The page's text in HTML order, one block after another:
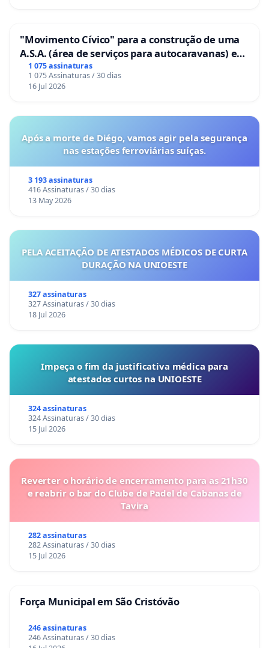
"Movimento Cívico" para a construção de uma
A.S.A. (área de serviços para autocaravanas) em
Coimbra
1 075 assinaturas
1 075 Assinaturas / 30 dias
16 Jul 2026
Após a morte de Diégo, vamos agir pela segurança
nas estações ferroviárias suíças.
3 193 assinaturas
416 Assinaturas / 30 dias
13 May 2026
PELA ACEITAÇÃO DE ATESTADOS MÉDICOS DE CURTA
DURAÇÃO NA UNIOESTE
327 assinaturas
327 Assinaturas / 30 dias
18 Jul 2026
Impeça o fim da justificativa médica para
atestados curtos na UNIOESTE
324 assinaturas
324 Assinaturas / 30 dias
15 Jul 2026
Reverter o horário de encerramento para as 21h30
e reabrir o bar do Clube de Padel de Cabanas de
Tavira
282 assinaturas
282 Assinaturas / 30 dias
15 Jul 2026
Força Municipal em São Cristóvão
246 assinaturas
246 Assinaturas / 30 dias